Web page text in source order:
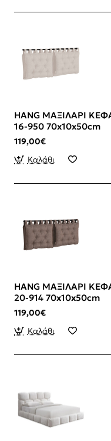
HANG ΜΑΞΙΛΑΡΙ
16-950 70x10x50cm
119,00€
Καλάθι
HANG ΜΑΞΙΛΑΡΙ
20-914 70x10x50cm
119,00€
Καλάθι